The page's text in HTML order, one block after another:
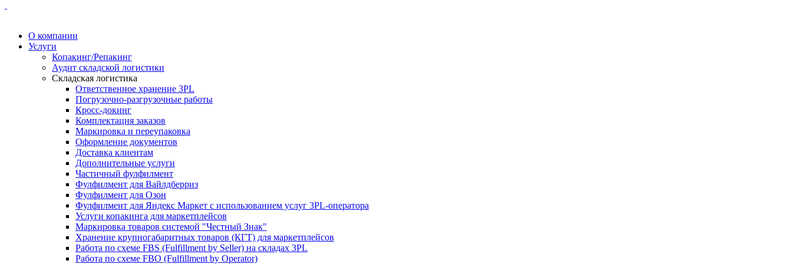
О компании
Услуги
Копакинг/Репакинг
Аудит складской логистики
Складская логистика
Ответственное хранение 3PL
Погрузочно-разгрузочные работы
Кросс-докинг
Комплектация заказов
Маркировка и переупаковка
Оформление документов
Доставка клиентам
Дополнительные услуги
Частичный фулфилмент
Фулфилмент для Вайлдберриз
Фулфилмент для Озон
Фулфилмент для Яндекс Маркет с использованием услуг 3PL-оператора
Услуги копакинга для маркетплейсов
Маркировка товаров системой "Честный Знак"
Хранение крупногабаритных товаров (КГТ) для маркетплейсов
Работа по схеме FBS (Fulfillment by Seller) на складах 3PL
Работа по схеме FBO (Fulfillment by Operator)